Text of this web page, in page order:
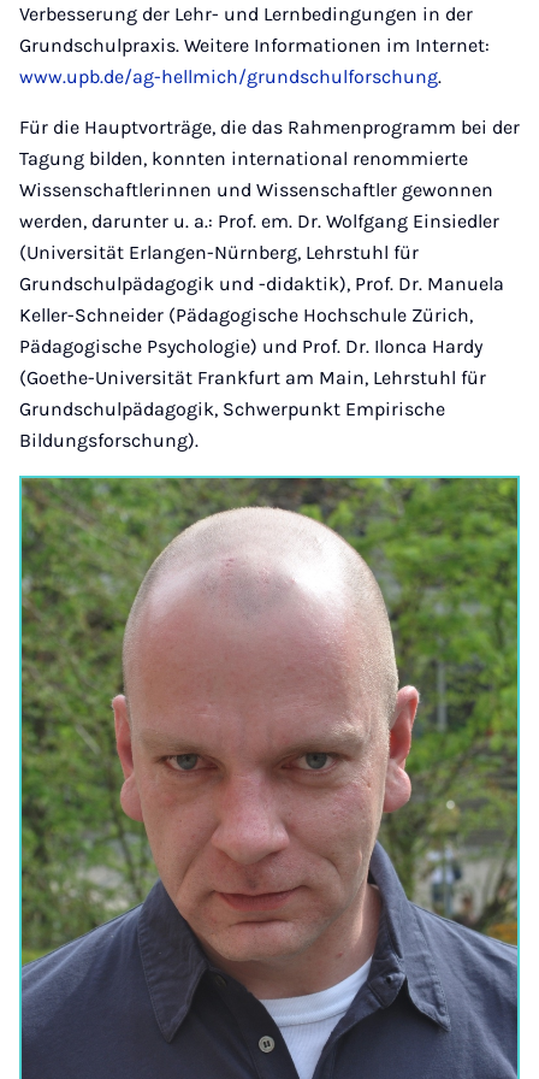
Verbesserung der Lehr- und Lernbedingungen in der
Grundschulpraxis. Weitere Informationen im Internet:
www.upb.de/ag-hellmich/grundschulforschung.
Für die Hauptvorträge, die das Rahmenprogramm bei der
Tagung bilden, konnten international renommierte
Wissenschaftlerinnen und Wissenschaftler gewonnen
werden, darunter u. a.: Prof. em. Dr. Wolfgang Einsiedler
(Universität Erlangen-Nürnberg, Lehrstuhl für
Grundschulpädagogik und -didaktik), Prof. Dr. Manuela
Keller-Schneider (Pädagogische Hochschule Zürich,
Pädagogische Psychologie) und Prof. Dr. Ilonca Hardy
(Goethe-Universität Frankfurt am Main, Lehrstuhl für
Grundschulpädagogik, Schwerpunkt Empirische
Bildungsforschung).